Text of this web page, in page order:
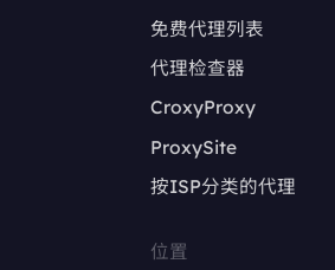
赞、评论，模拟真实用户行为
致账号被限流或封禁
Facebook Ads等广告平台的多
免费代理列表
代理检查器
CroxyProxy
ProxySite
按ISP分类的代理
位置